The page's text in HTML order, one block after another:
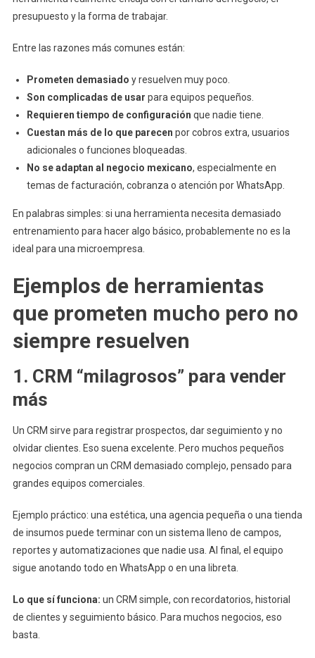
presupuesto y la forma de trabajar.
Entre las razones más comunes están:
Prometen demasiado y resuelven muy poco.
Son complicadas de usar para equipos pequeños.
Requieren tiempo de configuración que nadie tiene.
Cuestan más de lo que parecen por cobros extra, usuarios
adicionales o funciones bloqueadas.
No se adaptan al negocio mexicano, especialmente en
temas de facturación, cobranza o atención por WhatsApp.
En palabras simples: si una herramienta necesita demasiado
entrenamiento para hacer algo básico, probablemente no es la
ideal para una microempresa.
Ejemplos de herramientas
que prometen mucho pero no
siempre resuelven
1. CRM “milagrosos” para vender
más
Un CRM sirve para registrar prospectos, dar seguimiento y no
olvidar clientes. Eso suena excelente. Pero muchos pequeños
negocios compran un CRM demasiado complejo, pensado para
grandes equipos comerciales.
Ejemplo práctico: una estética, una agencia pequeña o una tienda
de insumos puede terminar con un sistema lleno de campos,
reportes y automatizaciones que nadie usa. Al final, el equipo
sigue anotando todo en WhatsApp o en una libreta.
Lo que sí funciona: un CRM simple, con recordatorios, historial
de clientes y seguimiento básico. Para muchos negocios, eso
basta.